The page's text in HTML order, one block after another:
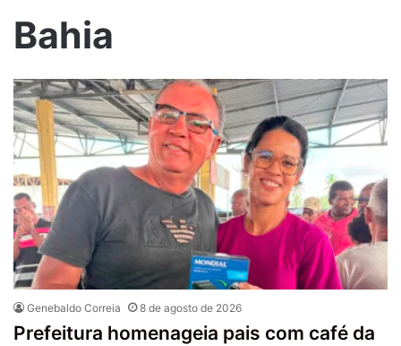
Bahia
Genebaldo Correia 8 de agosto de 2026
Prefeitura homenageia pais com café da